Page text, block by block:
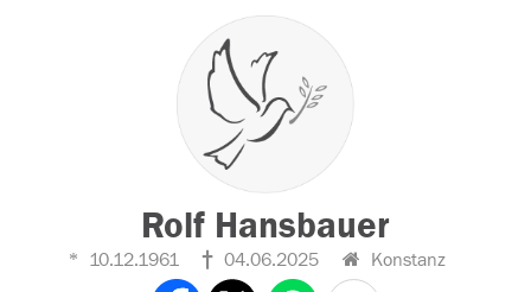
Rolf Hansbauer
10.12.1961 04.06.2025 Konstanz